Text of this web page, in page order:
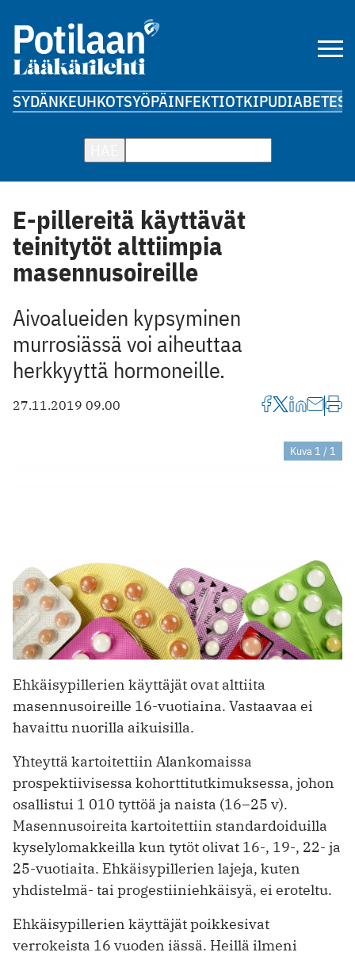
SYDÄNKEUHKOTSYÖPÄINFEKTIOTKIPUDIABETES
E-pillereitä käyttävät
teinitytöt alttiimpia
masennusoireille
Aivoalueiden kypsyminen
murrosiässä voi aiheuttaa
herkkyyttä hormo­neille.
27.11.2019 09.00
Kuva 1 / 1
Ehkäisypillerien käyttäjät ovat alttiita
masennusoireille 16-vuo­tiaina. Vas­taavaa ei
havaittu nuorilla aikuisilla.
Yhteyttä kartoitettiin Alankomaissa
prospektiivisessa kohorttitutkimuksessa, johon
osallistui 1 010 tyttöä ja naista (16–25 v).
Masennusoireita kartoitettiin standardoiduilla
kyselylomakkeilla kun tytöt olivat 16-, 19-, 22- ja
25-vuotiaita. Ehkäisypillerien lajeja, kuten
yhdistelmä- tai progestiiniehkäisyä, ei eroteltu.
Ehkäisypillerien käyttäjät poikkesivat
verrokeista 16 vuoden iässä. Heillä ilmeni